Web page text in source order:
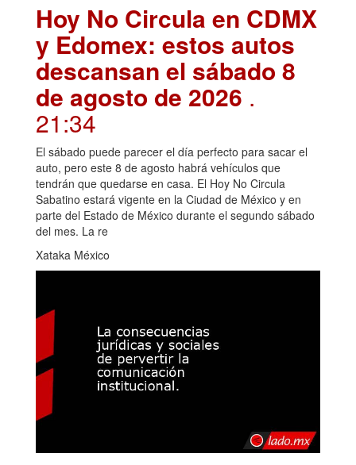
Hoy No Circula en CDMX
y Edomex: estos autos
descansan el sábado 8
de agosto de 2026 .
21:34
El sábado puede parecer el día perfecto para sacar el
auto, pero este 8 de agosto habrá vehículos que
tendrán que quedarse en casa. El Hoy No Circula
Sabatino estará vigente en la Ciudad de México y en
parte del Estado de México durante el segundo sábado
del mes. La re
Xataka México